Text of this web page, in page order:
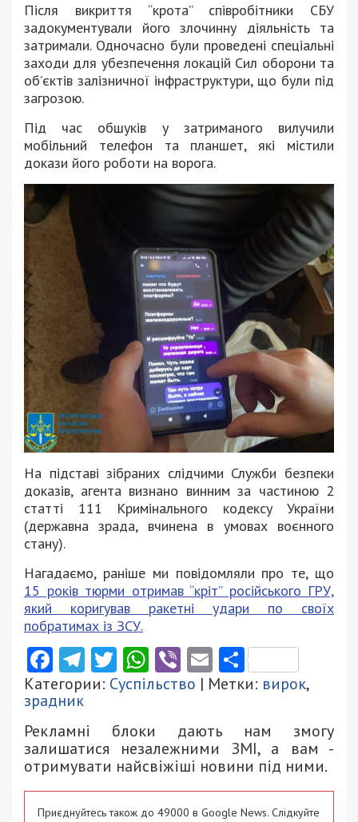
Після викриття “крота” співробітники СБУ
задокументували його злочинну діяльність та
затримали. Одночасно були проведені спеціальні
заходи для убезпечення локацій Сил оборони та
об’єктів залізничної інфраструктури, що були під
загрозою.
Під час обшуків у затриманого вилучили
мобільний телефон та планшет, які містили
докази його роботи на ворога.
На підставі зібраних слідчими Служби безпеки
доказів, агента визнано винним за частиною 2
статті 111 Кримінального кодексу України
(державна зрада, вчинена в умовах воєнного
стану).
Нагадаємо, раніше ми повідомляли про те, що
15 років тюрми отримав “кріт” російського ГРУ,
який коригував ракетні удари по своїх
побратимах із ЗСУ.
Facebook
Telegram
Twitter
WhatsApp
ViberEmail
Категории: Суспільство | Метки: вирок,
зрадник
Рекламні блоки дають нам змогу
залишатися незалежними ЗМІ, а вам -
отримувати найсвіжіші новини під ними.
Приєднуйтесь також до 49000 в Google News. Слідкуйте